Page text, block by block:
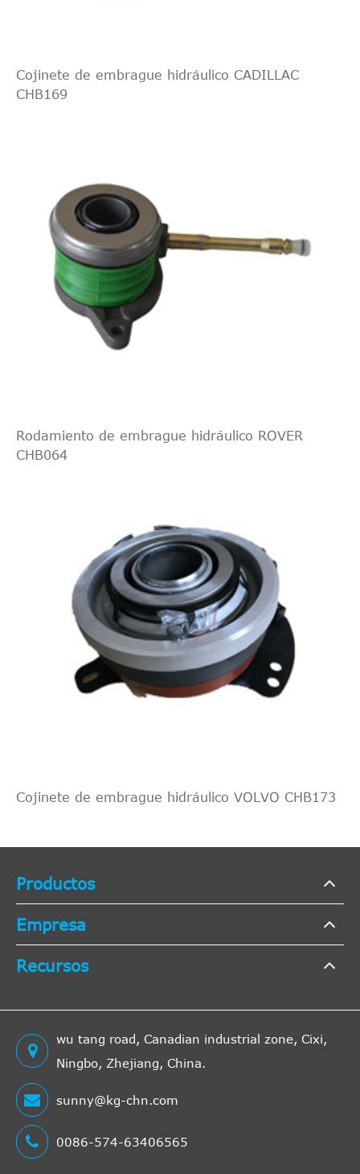
Cojinete de embrague hidráulico CADILLAC
CHB169
Rodamiento de embrague hidráulico ROVER
CHB064
Cojinete de embrague hidráulico VOLVO CHB173
Productos
Empresa
Recursos
wu tang road, Canadian industrial zone, Cixi,
Ningbo, Zhejiang, China.
sunny@kg-chn.com
0086-574-63406565